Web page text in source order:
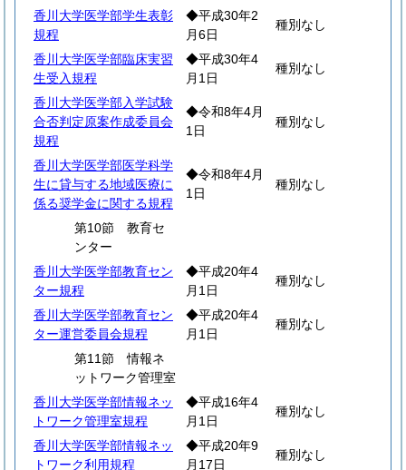
香川大学医学部学生表彰
規程
◆平成30年2
月6日
種別なし
香川大学医学部臨床実習
生受入規程
◆平成30年4
月1日
種別なし
香川大学医学部入学試験
合否判定原案作成委員会
規程
◆令和8年4月
1日
種別なし
香川大学医学部医学科学
生に貸与する地域医療に
係る奨学金に関する規程
◆令和8年4月
1日
種別なし
第10節 教育セ
ンター
香川大学医学部教育セン
ター規程
◆平成20年4
月1日
種別なし
香川大学医学部教育セン
ター運営委員会規程
◆平成20年4
月1日
種別なし
第11節 情報ネ
ットワーク管理室
香川大学医学部情報ネッ
トワーク管理室規程
◆平成16年4
月1日
種別なし
香川大学医学部情報ネッ
トワーク利用規程
◆平成20年9
月17日
種別なし